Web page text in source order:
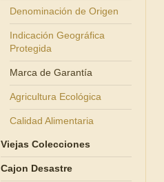
Denominación de Origen
Indicación Geográfica
Protegida
Marca de Garantía
Agricultura Ecológica
Calidad Alimentaria
Viejas Colecciones
Cajon Desastre